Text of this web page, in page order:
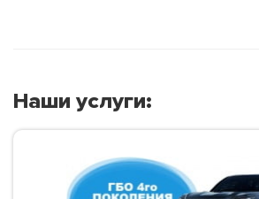
Наши услуги: